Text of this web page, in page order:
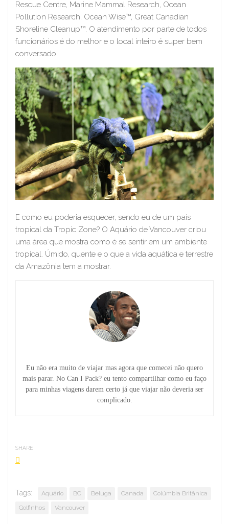
Rescue Centre, Marine Mammal Research, Ocean
Pollution Research, Ocean Wise™, Great Canadian
Shoreline Cleanup™. O atendimento por parte de todos
funcionários é do melhor e o local inteiro é super bem
conversado.
E como eu poderia esquecer, sendo eu de um país
tropical da Tropic Zone? O Aquário de Vancouver criou
uma área que mostra como é se sentir em um ambiente
tropical. Úmido, quente e o que a vida aquática e terrestre
da Amazônia tem a mostrar.
Eu não era muito de viajar mas agora que comecei não quero
mais parar. No Can I Pack? eu tento compartilhar como eu faço
para minhas viagens darem certo já que viajar não deveria ser
complicado.
SHARE
Tags: Aquário BC Beluga Canada
Colúmbia Britânica
Golfinhos
Vancouver